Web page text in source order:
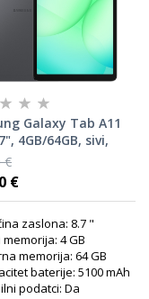
Galaxy Tab A11
4GB/64GB, sivi,
€
€
zaslona: 8.7 "
memorija: 4 GB
memorija: 64 GB
baterije: 5100 mAh
podatci: Da